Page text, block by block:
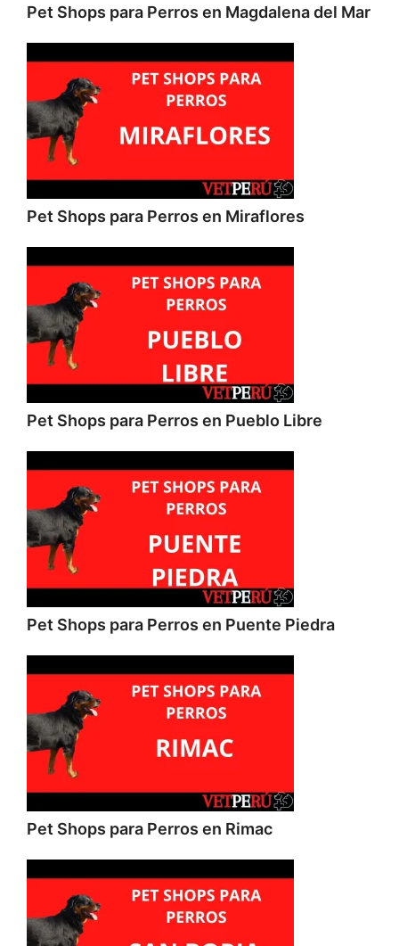
Pet Shops para Perros en Magdalena del Mar
Pet Shops para Perros en Miraflores
Pet Shops para Perros en Pueblo Libre
Pet Shops para Perros en Puente Piedra
Pet Shops para Perros en Rimac